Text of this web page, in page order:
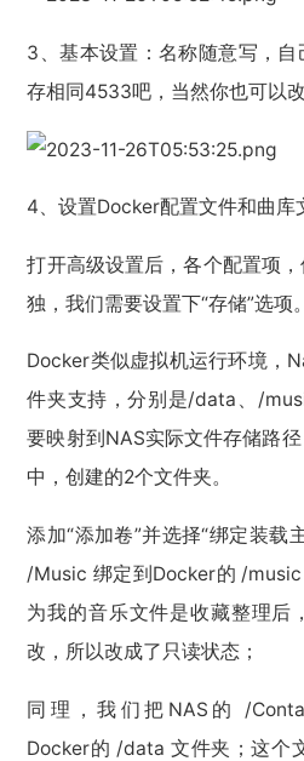
3、基本设置：名称随意写，
存相同4533吧，当然你也可以
4、设置Docker配置文件和曲库
打开高级设置后，各个配置项
独，我们需要设置下“存储”选项。
Docker类似虚拟机运行环境，
件夹支持，分别是/data、/
要映射到NAS实际文件存储路
中，创建的2个文件夹。
添加“添加卷”并选择“绑定装载
/Music 绑定到Docker的 /
为我的音乐文件是收藏整理后
改，所以改成了只读状态；
同理，我们把NAS的 /
Docker的 /data 文件夹；这个